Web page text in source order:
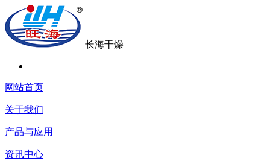
长海干燥
网站首页
关于我们
产品与应用
资讯中心